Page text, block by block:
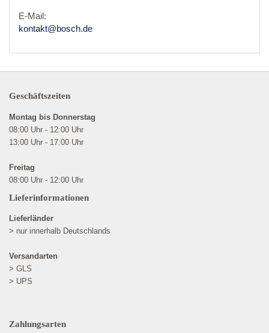
E-Mail:
kontakt@bosch.de
Geschäftszeiten
Montag bis Donnerstag
08:00 Uhr - 12:00 Uhr
13:00 Uhr - 17:00 Uhr
Freitag
08:00 Uhr - 12:00 Uhr
Lieferinformationen
Lieferländer
> nur innerhalb Deutschlands
Versandarten
> GLS
> UPS
Zahlungsarten